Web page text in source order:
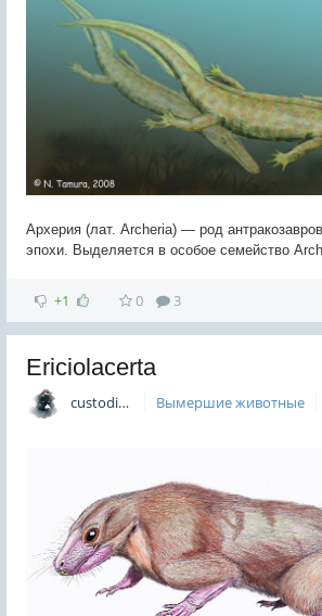
Архерия (лат. Archeria) — род
эпохи. Выделяется в особое семейство
+1 0 3
Ericiolacerta
custodian Вымершие животные